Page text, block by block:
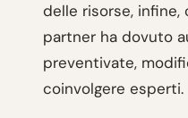
delle risorse, infine,
partner ha dovuto
preventivate,
coinvolgere esperti.